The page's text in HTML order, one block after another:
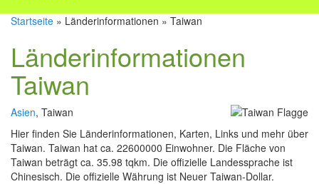
Startseite » Länderinformationen » Taiwan
Länderinformationen
Taiwan
Asien, Taiwan
Hier finden Sie Länderinformationen, Karten, Links und mehr über
Taiwan. Taiwan hat ca. 22600000 Einwohner. Die Fläche von
Taiwan beträgt ca. 35.98 tqkm. Die offizielle Landessprache ist
Chinesisch. Die offizielle Währung ist Neuer Taiwan-Dollar.